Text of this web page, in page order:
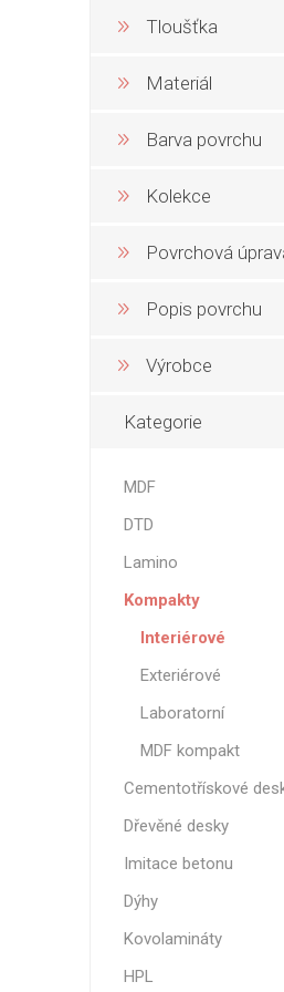
Tloušťka
Materiál
Barva povrchu
Kolekce
Povrchová
Popis povrchu
Výrobce
Kategorie
MDF
DTD
Lamino
Kompakty
Interiérové
Exteriérové
Laboratorní
MDF kompakt
Cementotřískové
Dřevěné desky
Imitace betonu
Dýhy
Kovolamináty
HPL